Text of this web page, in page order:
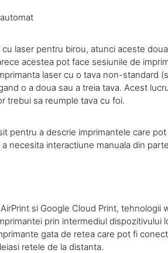
laser pentru birou, atunci aceste
acestea pot face sesiunile de
laser cu o tava non-standard
o a doua sau a treia tava. Acest
trebui sa reumple tava cu foi.
pentru a descrie imprimantele care pot
necesita interactiune manuala din
si Google Cloud Print, tehnologii
prin intermediul dispozitivului
gata de retea care pot fi
retele de la distanta.